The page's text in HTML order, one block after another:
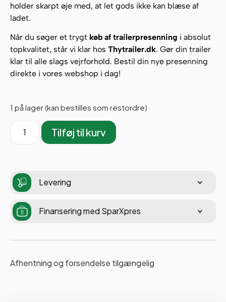
holder skarpt øje med, at let gods ikke kan blæse af
ladet.
Når du søger et trygt køb af trailerpresenning i absolut
topkvalitet, står vi klar hos Thytrailer.dk. Gør din trailer
klar til alle slags vejrforhold. Bestil din nye presenning
direkte i vores webshop i dag!
1 på lager (kan bestilles som restordre)
Tilføj til kurv
Levering
Finansering med SparXpres
Afhentning og forsendelse tilgængelig